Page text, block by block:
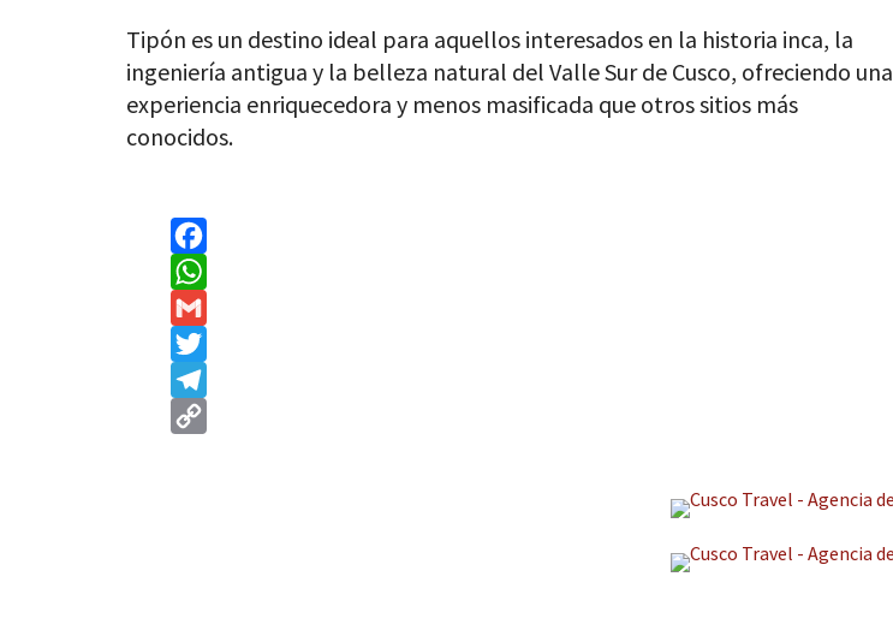
Tipón es un destino ideal para aquellos interesados en la historia inca, la
ingeniería antigua y la belleza natural del Valle Sur de Cusco, ofreciendo una
experiencia enriquecedora y menos masificada que otros sitios más
conocidos.
Link